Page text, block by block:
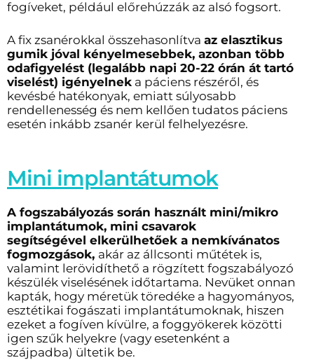
fogíveket, például előrehúzzák az alsó fogsort.
A fix zsanérokkal összehasonlítva az elasztikus
gumik jóval kényelmesebbek, azonban több
odafigyelést (legalább napi 20-22 órán át tartó
viselést) igényelnek a páciens részéről, és
kevésbé hatékonyak, emiatt súlyosabb
rendellenesség és nem kellően tudatos páciens
esetén inkább zsanér kerül felhelyezésre.
Mini implantátumok
A fogszabályozás során használt mini/mikro
implantátumok, mini csavarok
segítségével elkerülhetőek a nemkívánatos
fogmozgások, akár az állcsonti műtétek is,
valamint lerövidíthető a rögzített fogszabályozó
készülék viselésének időtartama. Nevüket onnan
kapták, hogy méretük töredéke a hagyományos,
esztétikai fogászati implantátumoknak, hiszen
ezeket a fogíven kívülre, a foggyökerek közötti
igen szűk helyekre (vagy esetenként a
szájpadba) ültetik be.